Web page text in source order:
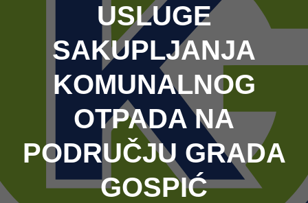
USLUGE
SAKUPLJANJA
KOMUNALNOG
OTPADA NA
PODRUČJU GRADA
GOSPIĆ